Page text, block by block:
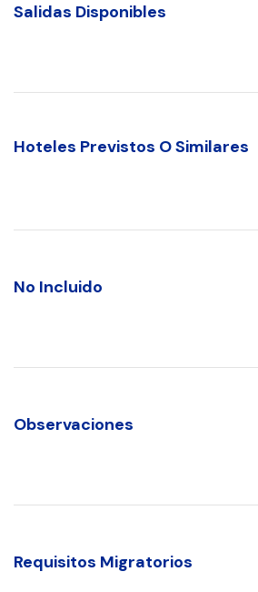
Salidas Disponibles
Hoteles Previstos O Similares
No Incluido
Observaciones
Requisitos Migratorios